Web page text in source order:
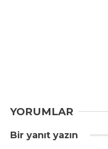
YORUMLAR
Bir yanıt yazın